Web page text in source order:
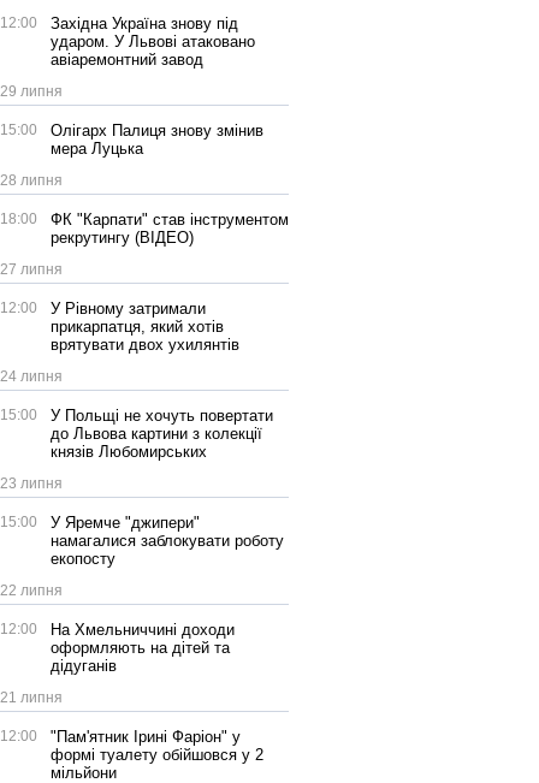
12:00
Західна Україна знову під
ударом. У Львові атаковано
авіаремонтний завод
29 липня
15:00
Олігарх Палиця знову змінив
мера Луцька
28 липня
18:00
ФК "Карпати" став інструментом
рекрутингу (ВІДЕО)
27 липня
12:00
У Рівному затримали
прикарпатця, який хотів
врятувати двох ухилянтів
24 липня
15:00
У Польщі не хочуть повертати
до Львова картини з колекції
князів Любомирських
23 липня
15:00
У Яремче "джипери"
намагалися заблокувати роботу
екопосту
22 липня
12:00
На Хмельниччині доходи
оформляють на дітей та
дідуганів
21 липня
12:00
"Пам'ятник Ірині Фаріон" у
формі туалету обійшовся у 2
мільйони